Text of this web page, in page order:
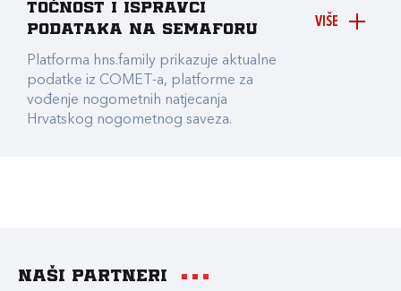
VIŠE
točnost i ispravci
podataka na Semaforu
Platforma hns.family prikazuje aktualne
podatke iz COMET-a, platforme za
vođenje nogometnih natjecanja
Hrvatskog nogometnog saveza.
Naši partneri